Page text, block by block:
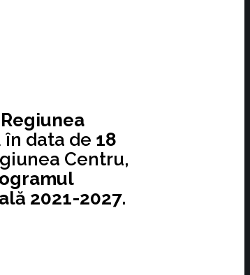
în data de 18
Centru,
2021-2027.